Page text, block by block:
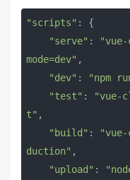
"scripts" : {
"serve" :
mode=dev" ,
"dev" : "npm
"test" :
"vue-
t" ,
"build" :
duction" ,
"upload" :